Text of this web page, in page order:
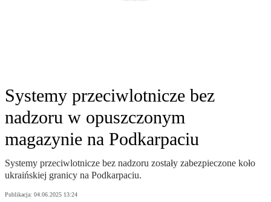
Systemy przeciwlotnicze bez
nadzoru w opuszczonym
magazynie na Podkarpaciu
Systemy przeciwlotnicze bez nadzoru zostały zabezpieczone koło
ukraińskiej granicy na Podkarpaciu.
Publikacja: 04.06.2025 13:24